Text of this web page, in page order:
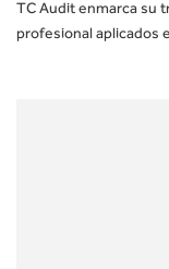
TC Audit enmarca su
profesional aplicados